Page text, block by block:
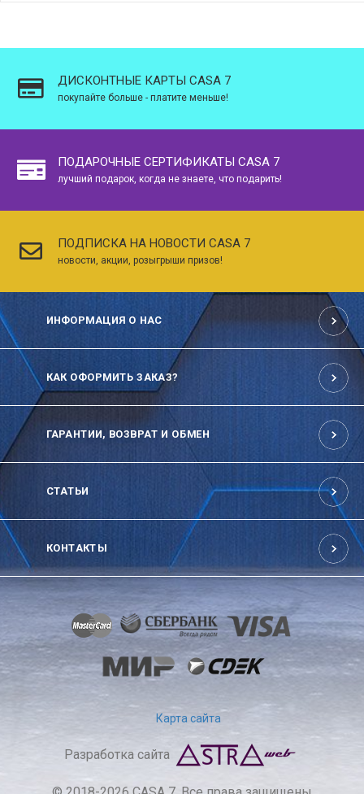
ДИСКОНТНЫЕ КАРТЫ CASA 7
покупайте больше - платите меньше!
ПОДАРОЧНЫЕ СЕРТИФИКАТЫ CASA 7
лучший подарок, когда не знаете, что подарить!
ПОДПИСКА НА НОВОСТИ CASA 7
новости, акции, розыгрыши призов!
ИНФОРМАЦИЯ О НАС
КАК ОФОРМИТЬ ЗАКАЗ?
ГАРАНТИИ, ВОЗВРАТ И ОБМЕН
СТАТЬИ
КОНТАКТЫ
Карта сайта
Разработка сайта